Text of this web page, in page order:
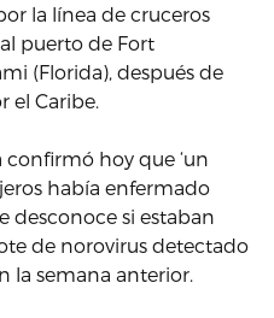
la línea de cruceros
puerto de Fort
(Florida), después de
el Caribe.
hoy que ‘un
había enfermado
desconoce si estaban
de norovirus detectado
la semana anterior.